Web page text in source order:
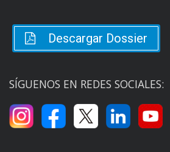
Descargar Dossier
SÍGUENOS EN REDES SOCIALES: